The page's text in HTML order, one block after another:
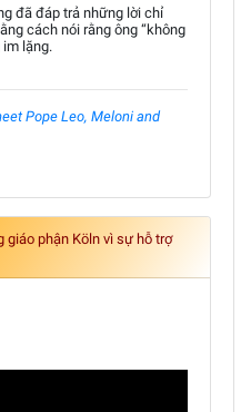
đã đáp trả những lời chỉ
cách nói rằng ông “không
lặng.
Pope Leo, Meloni and
giáo phận Köln vì sự hỗ trợ